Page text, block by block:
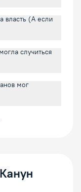
власть (А если
случиться
мог